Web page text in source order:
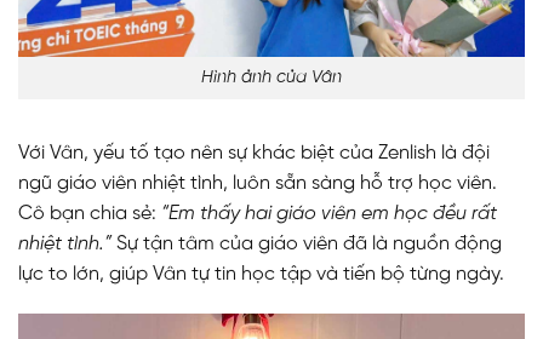
Hình ảnh của Vân
Với Vân, yếu tố tạo nên sự khác biệt của Zenlish là đội
ngũ giáo viên nhiệt tình, luôn sẵn sàng hỗ trợ học viên.
Cô bạn chia sẻ: “Em thấy hai giáo viên em học đều rất
nhiệt tình.” Sự tận tâm của giáo viên đã là nguồn động
lực to lớn, giúp Vân tự tin học tập và tiến bộ từng ngày.